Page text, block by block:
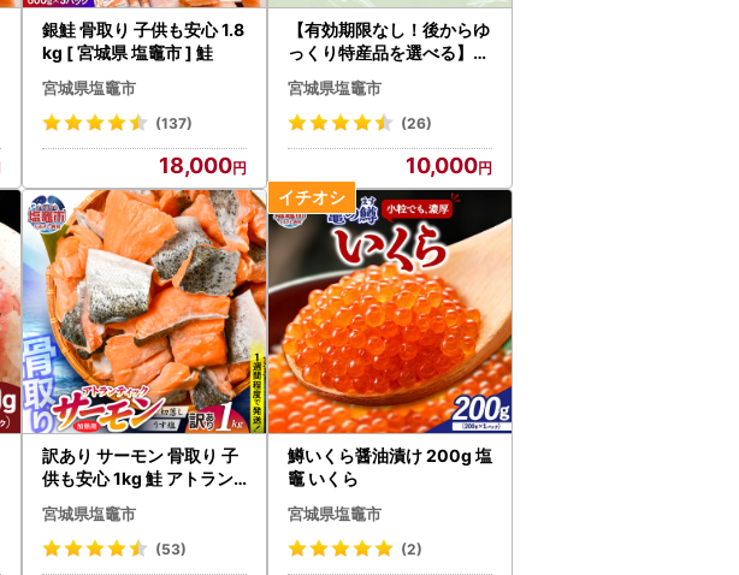
銀鮭 骨取り 子供も安心 1.8
kg [ 宮城県 塩竈市 ] 鮭
宮城県塩竈市
(137)
18,000
【有効期限なし！後からゆ
っくり特産品を選べる】宮
城県塩竈市カタログポイン
ト
宮城県塩竈市
(26)
10,000
訳あり サーモン 骨取り 子
供も安心 1kg 鮭 アトラン
ティックサーモン
宮城県塩竈市
(53)
鱒いくら醤油漬け 200g 塩
竈 いくら
宮城県塩竈市
(2)